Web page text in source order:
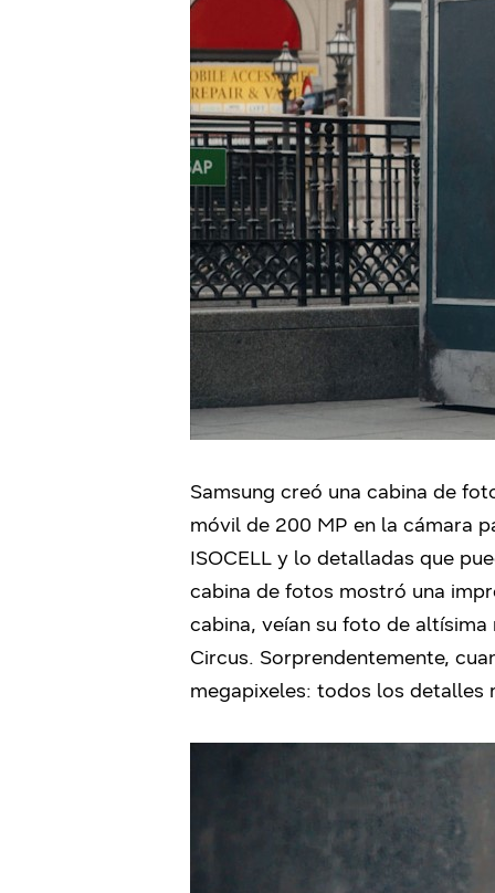
Samsung creó una cabina de
móvil de 200 MP en la cámara
ISOCELL y lo detalladas que
cabina de fotos mostró una
cabina, veían su foto de
Circus. Sorprendentemente,
megapixeles: todos los detalles